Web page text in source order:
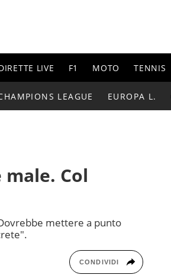
LIVE F1 MOTO TENNIS
LEAGUE EUROPA L.
Col
mettere a punto
CONDIVIDI